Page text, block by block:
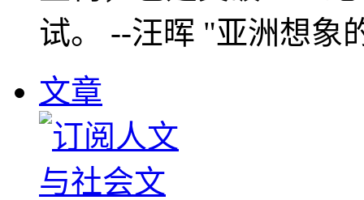
试。 --汪晖 "亚洲想象
文章